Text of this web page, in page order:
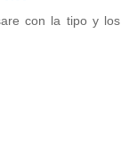
con la tipo y los